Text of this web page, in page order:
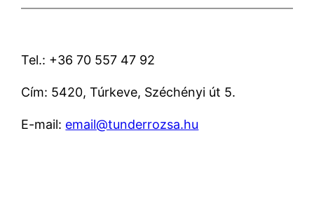
Tel.: +36 70 557 47 92
Cím: 5420, Túrkeve, Széchényi út 5.
E-mail: email@tunderrozsa.hu